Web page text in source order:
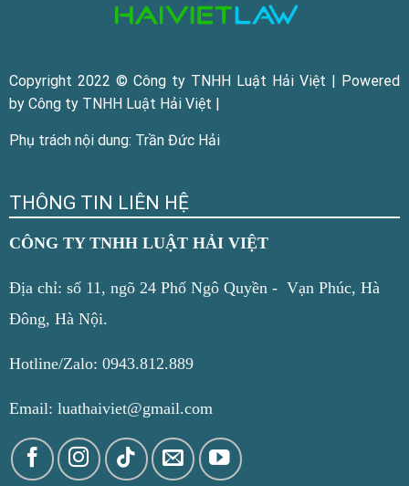
Copyright 2022 © Công ty TNHH Luật Hải Việt | Powered
by Công ty TNHH Luật Hải Việt |
Phụ trách nội dung: Trần Đức Hải
THÔNG TIN LIÊN HỆ
CÔNG TY TNHH LUẬT HẢI VIỆT
Địa chỉ: số 11, ngõ 24 Phố Ngô Quyền - Vạn Phúc, Hà
Đông, Hà Nội.
Hotline/Zalo: 0943.812.889
Email: luathaiviet@gmail.com